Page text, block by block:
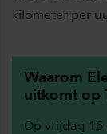
kilometer per
Waarom
uitkomt op
Op vrijdag